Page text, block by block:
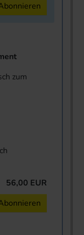
zum
56,00 EUR